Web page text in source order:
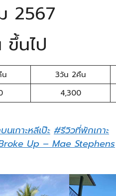
2567
นไป
น 3วัน 2คืน
4,300
เกาะหลีเป๊ะ #รีวิวที่พักเกาะ
Up – Mae Stephens